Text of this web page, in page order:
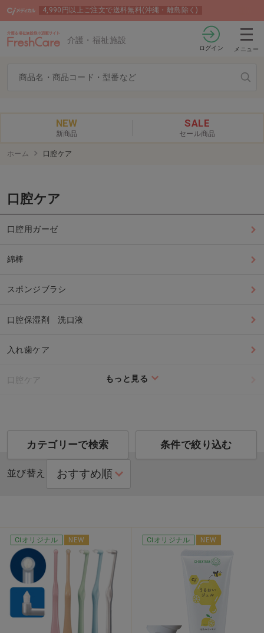
4,990円以上ご注文で送料無料(沖縄・離島除く)
介護・福祉施設
ログイン メニュー
NEW
新商品
SALE
セール商品
ホーム 口腔ケア
口腔ケア
口腔用ガーゼ
綿棒
スポンジブラシ
口腔保湿剤 洗口液
入れ歯ケア
口腔ケア もっと見る
カテゴリーで検索 条件で絞り込む
並び替え
Ciオリジナル NEW Ciオリジナル NEW